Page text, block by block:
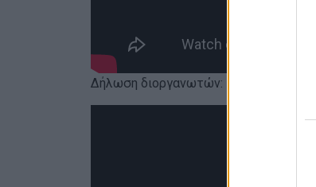
Δήλωση διοργανωτών: